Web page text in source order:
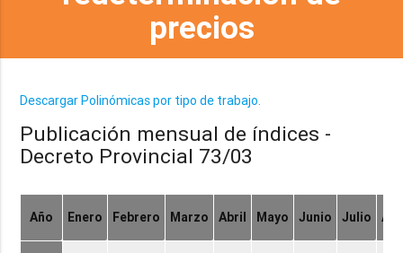
precios
Descargar Polinómicas por tipo de trabajo.
Publicación mensual de índices -
Decreto Provincial 73/03
Año Enero Febrero Marzo Abril Mayo Junio Julio